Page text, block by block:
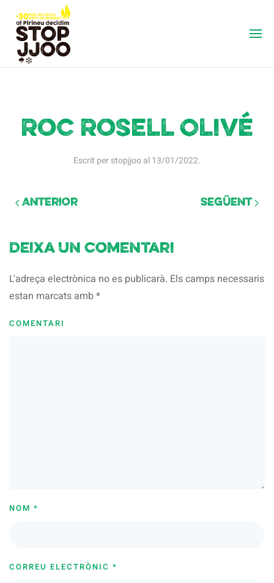
Roc Rosell Olivé
Escrit perstopjjooal13/01/2022.
Anterior Següent
Deixa un comentari
L'adreça electrònica no es publicarà. Els camps necessaris
estan marcats amb*
COMENTARI
NOM *
CORREU ELECTRÒNIC *